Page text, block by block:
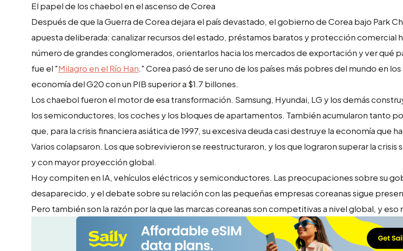
El papel de los chaebol en el ascenso de Corea
Después de que la Guerra de Corea dejara el país devastado, el gobierno de Corea bajo Park
apuesta deliberada: canalizar recursos del estado, préstamos baratos y protección comercial
número de grandes conglomerados, orientarlos hacia los mercados de exportación y ver qué
fue el "Milagro en el Río Han." Corea pasó de ser uno de los países más pobres del mundo en los
economía del G20 con un PIB superior a $1.7 billones.
Los chaebol fueron el motor de esa transformación. Samsung, Hyundai, LG y los demás
los semiconductores, los coches y los bloques de apartamentos. También acumularon tanto
que, para la crisis financiera asiática de 1997, su excesiva deuda casi destruye la economía que
Varios colapsaron. Los que sobrevivieron se reestructuraron, y los que lograron superar la crisis
y con mayor proyección global.
Hoy compiten en IA, vehículos eléctricos y semiconductores. Las preocupaciones sobre su
desaparecido, y el debate sobre su relación con las pequeñas empresas coreanas sigue
Pero también son la razón por la que las marcas coreanas son competitivas a nivel global, y eso